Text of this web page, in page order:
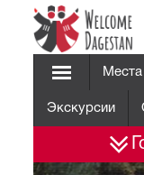
Места
Экскурсии